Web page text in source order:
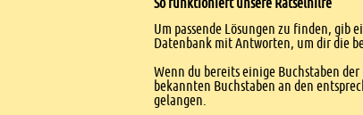
Um passende Lösungen zu finden,
Datenbank mit Antworten, um dir die
Wenn du bereits einige Buchstaben
bekannten Buchstaben an den
gelangen.